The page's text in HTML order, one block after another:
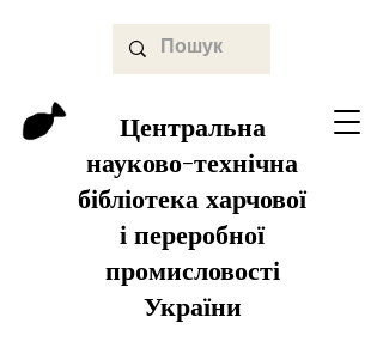
Центральна
науково-технічна
бібліотека харчової
і переробної
промисловості
України